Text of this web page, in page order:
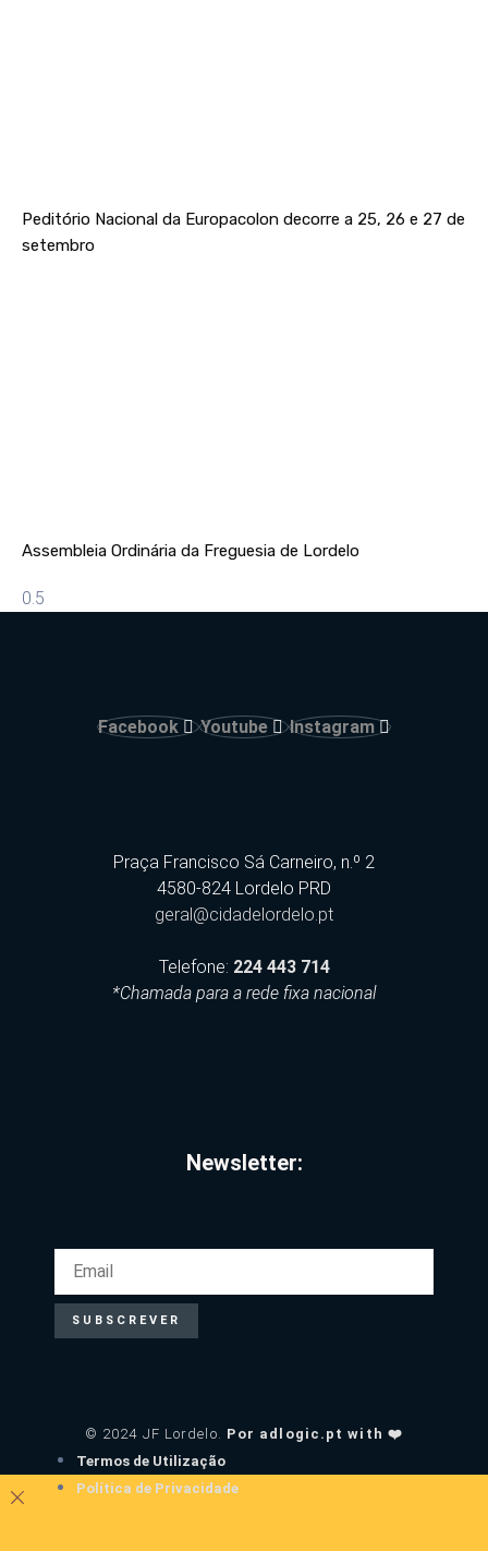
Peditório Nacional da Europacolon decorre a 25, 26 e 27 de
setembro
Assembleia Ordinária da Freguesia de Lordelo
Facebook Youtube Instagram
Praça Francisco Sá Carneiro, n.º 2
4580-824 Lordelo PRD
geral@cidadelordelo.pt
Telefone: 224 443 714
*Chamada para a rede fixa nacional
Newsletter:
SUBSCREVER
© 2024 JF Lordelo. Por adlogic.pt with ❤️
Termos de Utilização
Política de Privacidade